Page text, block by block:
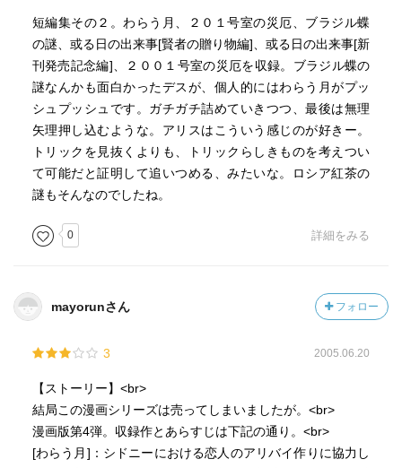
短編集その２。わらう月、２０１号室の災厄、ブラジル蝶
の謎、或る日の出来事[賢者の贈り物編]、或る日の出来事[新
刊発売記念編]、２００１号室の災厄を収録。ブラジル蝶の
謎なんかも面白かったデスが、個人的にはわらう月がプッ
シュプッシュです。ガチガチ詰めていきつつ、最後は無理
矢理押し込むような。アリスはこういう感じのが好きー。
トリックを見抜くよりも、トリックらしきものを考えつい
て可能だと証明して追いつめる、みたいな。ロシア紅茶の
謎もそんなのでしたね。
0 詳細をみる
mayorunさん フォロー
3 2005.06.20
【ストーリー】<br>
結局この漫画シリーズは売ってしまいましたが。<br>
漫画版第4弾。収録作とあらすじは下記の通り。<br>
[わらう月]：シドニーにおける恋人のアリバイ作りに協力し